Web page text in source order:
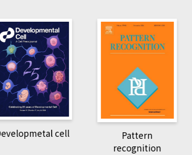
cell
Pattern
recognition